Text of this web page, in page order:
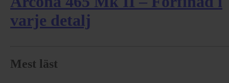
varje detalj
Mest läst